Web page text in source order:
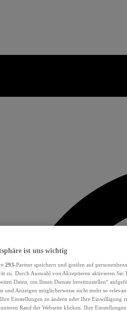
ist uns wichtig
293-Partner speichern und greifen auf
zu. Durch Auswahl von Akzeptieren aktivieren
Daten, um Ihnen Dienste bereitzustellen“
und Anzeigen möglicherweise nicht mehr so
Einstellungen zu ändern oder Ihre Einwilligung
Rand der Webseite klicken. Ihre